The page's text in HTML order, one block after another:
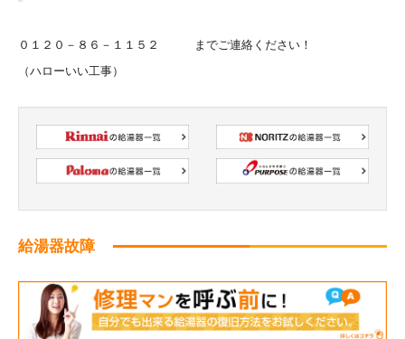
０１２０－８６－１１５２ までご連絡ください！
（ハローいい工事）
給湯器故障